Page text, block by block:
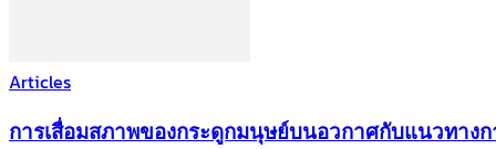
Articles
การเสื่อมสภาพของกระดูกมนุษย์บนอวกาศกับแนวทาง